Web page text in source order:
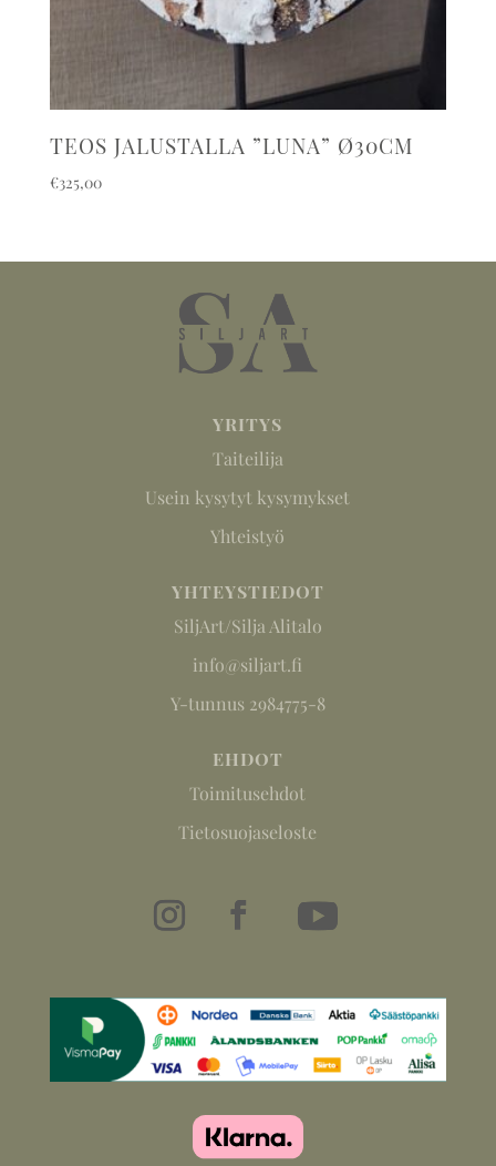
TEOS JALUSTALLA ”LUNA” Ø30CM
€325,00
YRITYS
Taiteilija
Usein kysytyt kysymykset
Yhteistyö
YHTEYSTIEDOT
SiljArt/Silja Alitalo
info@siljart.fi
Y-tunnus 2984775-8
EHDOT
Toimitusehdot
Tietosuojaseloste